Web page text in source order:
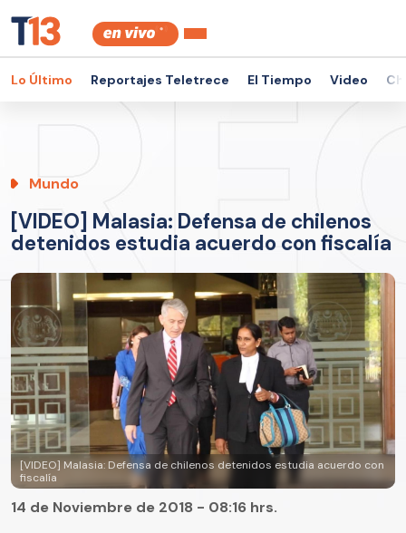
Lo Último Reportajes Teletrece El Tiempo Video
Mundo
[VIDEO] Malasia: Defensa de chilenos
detenidos estudia acuerdo con fiscalía
[VIDEO] Malasia: Defensa de chilenos detenidos estudia acuerdo con
fiscalía
14 de Noviembre de 2018 - 08:16 hrs.